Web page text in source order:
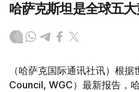
哈萨克斯坦是全球五
（哈萨克国际通讯社讯）根
Council, WGC）最新报告，